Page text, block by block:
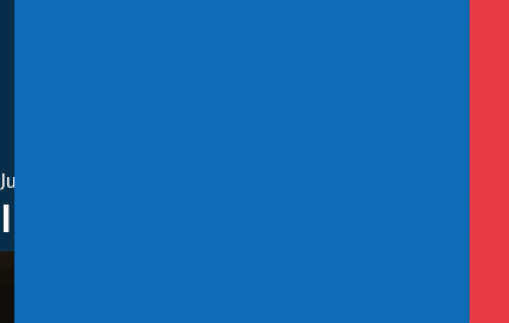
Julio 18, 2019
Incorporación de Chile a